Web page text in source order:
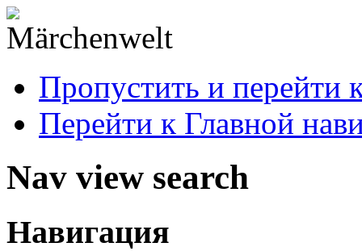
Пропустить и перейти
Перейти к Главной
Nav view search
Навигация